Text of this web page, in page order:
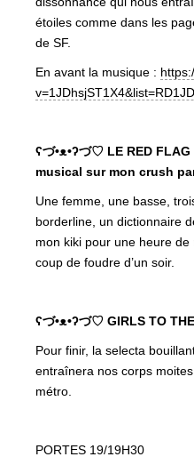
étoiles comme dans les
de SF.
En avant la musique :
ʕづ•ᴥ•ʔづ♡ LE RED FLAG
musical sur mon crush
Une femme, une basse,
borderline, un dictionnaire
mon kiki pour une heure
coup de foudre d’un soir.
ʕづ•ᴥ•ʔづ♡ GIRLS TO
Pour finir, la selecta
entraînera nos corps
métro.
PORTES 19/19H30